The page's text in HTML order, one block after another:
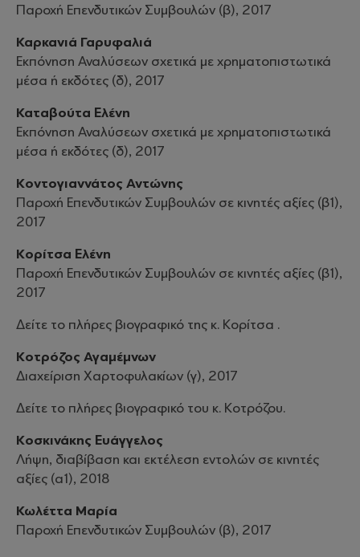
Παροχή Επενδυτικών Συμβουλών (β), 2017
Καρκανιά Γαρυφαλιά
Εκπόνηση Αναλύσεων σχετικά με χρηματοπιστωτικά
μέσα ή εκδότες (δ), 2017
Καταβούτα Ελένη
Εκπόνηση Αναλύσεων σχετικά με χρηματοπιστωτικά
μέσα ή εκδότες (δ), 2017
Κοντογιαννάτος Αντώνης
Παροχή Επενδυτικών Συμβουλών σε κινητές αξίες (β1),
2017
Κορίτσα Ελένη
Παροχή Επενδυτικών Συμβουλών σε κινητές αξίες (β1),
2017
Δείτε το πλήρες βιογραφικό της κ. Κορίτσα .
Κοτρόζος Αγαμέμνων
Διαχείριση Χαρτοφυλακίων (γ), 2017
Δείτε το πλήρες βιογραφικό του κ. Κοτρόζου.
Κοσκινάκης Ευάγγελος
Λήψη, διαβίβαση και εκτέλεση εντολών σε κινητές
αξίες (α1), 2018
Κωλέττα Μαρία
Παροχή Επενδυτικών Συμβουλών (β), 2017